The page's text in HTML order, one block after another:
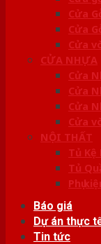
Cửa
Cửa
Cửa
CỬA NHỰA
Cửa
Cửa
Cửa
Cửa
NỘI THẤT
Tủ Kệ
Tủ
Phụ
Báo giá
Dự án thực
Tin tức